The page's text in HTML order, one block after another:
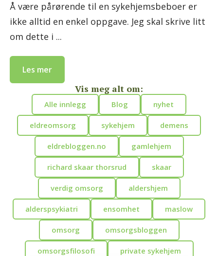
Å være pårørende til en sykehjemsbeboer er
ikke alltid en enkel oppgave. Jeg skal skrive litt
om dette i ...
Les mer
Vis meg alt om:
Alle innlegg Blog nyhet
eldreomsorg sykehjem demens
eldrebloggen.no gamlehjem
richard skaar thorsrud skaar
verdig omsorg aldershjem
alderspsykiatri ensomhet maslow
omsorg omsorgsbloggen
omsorgsfilosofi private sykehjem